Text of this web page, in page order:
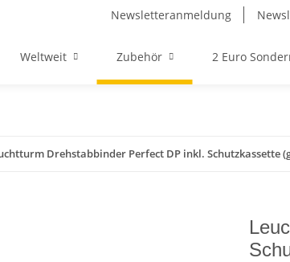
Newsletteranmeldung
Weltweit Zubehör 2 Euro
Drehstabbinder Perfect DP inkl. Schutzkassette